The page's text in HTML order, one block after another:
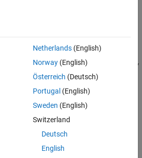
Logging
from Simscape Logging
Netherlands(English)
Norway(English)
Österreich (Deutsch)
Portugal (English)
Sweden (English)
Switzerland
Deutsch
English